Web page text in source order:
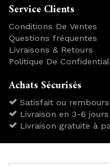
Service Clients
Conditions De Ventes
Questions fréquentes
Livraisons & Retours
Politique De
Achats Sécurisés
Satisfait ou
Livraison en 3-6
Livraison gratuite à